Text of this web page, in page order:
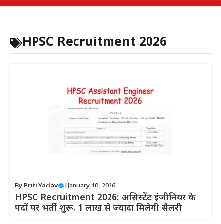
HPSC Recruitment 2026
By Priti Yadav January 10, 2026
HPSC Recruitment 2026: असिस्टेंट इंजीनियर के
पदों पर भर्ती शुरू, 1 लाख से ज्यादा मिलेगी सैलरी